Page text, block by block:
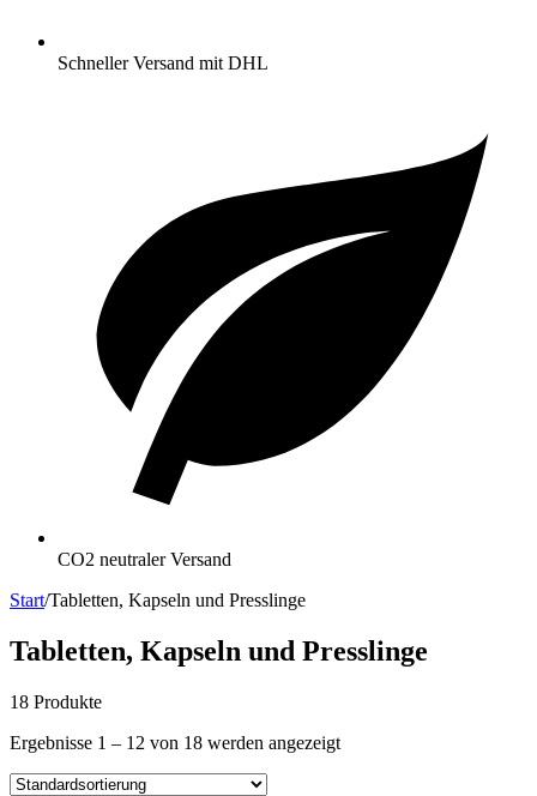
Schneller Versand mit DHL
CO2 neutraler Versand
Start/Tabletten, Kapseln und Presslinge
Tabletten, Kapseln und Presslinge
18 Produkte
Ergebnisse 1 – 12 von 18 werden angezeigt